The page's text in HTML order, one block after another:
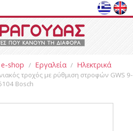
e-shop / Εργαλεία / Ηλεκτρικά
τροχός με ρύθμιση στροφών GWS 9-
Bosch